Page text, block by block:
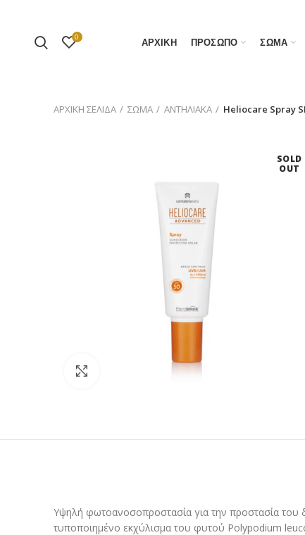
0 ΑΡΧΙΚΗ ΠΡΟΣΩΠΟ ΣΩΜΑ
ΑΡΧΙΚΉ ΣΕΛΊΔΑ ΣΩΜΑ ΑΝΤΗΛΙΑΚΑ Heliocare Spray
SOLD
OUT
Υψηλή φωτοανοσοπροστασία για την προστασία του
τυποποιημένο εκχύλισμα του φυτού Polypodium